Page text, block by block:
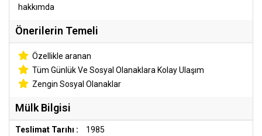
hakkımda
Önerilerin Temeli
Özellikle aranan
Tüm Günlük Ve Sosyal Olanaklara Kolay Ulaşım
Zengin Sosyal Olanaklar
Mülk Bilgisi
Teslimat Tarıhı :
1985